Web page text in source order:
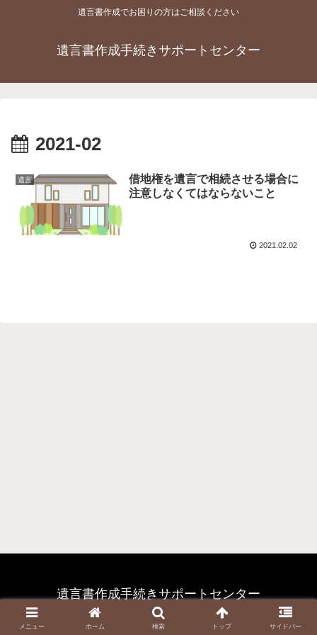
遺言書作成でお困りの方はご相談ください
遺言書作成手続きサポートセンター
2021-02
遺言
借地権を遺言で相続させる場合に
注意しなくてはならないこと
2021.02.02
遺言書作成手続きサポートセンター
© 2020 遺言書作成手続きサポートセンター.
メニュー ホーム 検索 トップ サイドバー